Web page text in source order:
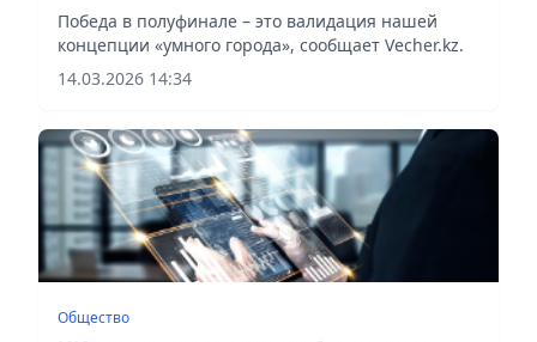
Победа в полуфинале – это валидация нашей
концепции «умного города», сообщает Vecher.kz.
14.03.2026 14:34
Общество